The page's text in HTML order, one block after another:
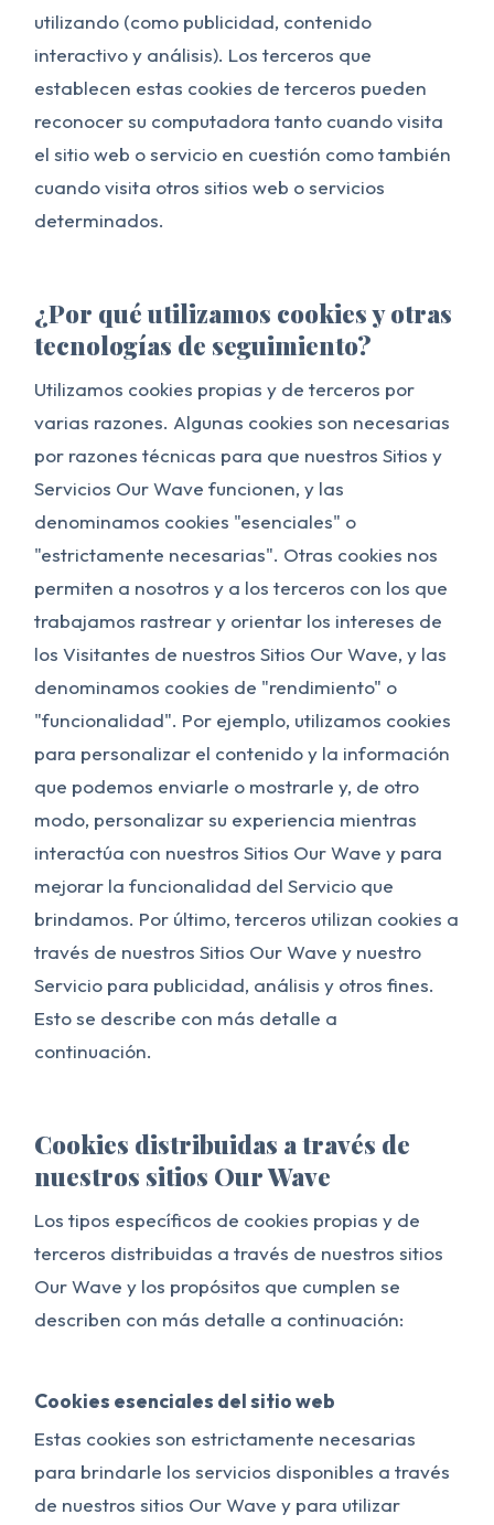
utilizando (como publicidad, contenido
interactivo y análisis). Los terceros que
establecen estas cookies de terceros pueden
reconocer su computadora tanto cuando visita
el sitio web o servicio en cuestión como también
cuando visita otros sitios web o servicios
determinados.
¿Por qué utilizamos cookies y otras
tecnologías de seguimiento?
Utilizamos cookies propias y de terceros por
varias razones. Algunas cookies son necesarias
por razones técnicas para que nuestros Sitios y
Servicios Our Wave funcionen, y las
denominamos cookies "esenciales" o
"estrictamente necesarias". Otras cookies nos
permiten a nosotros y a los terceros con los que
trabajamos rastrear y orientar los intereses de
los Visitantes de nuestros Sitios Our Wave, y las
denominamos cookies de "rendimiento" o
"funcionalidad". Por ejemplo, utilizamos cookies
para personalizar el contenido y la información
que podemos enviarle o mostrarle y, de otro
modo, personalizar su experiencia mientras
interactúa con nuestros Sitios Our Wave y para
mejorar la funcionalidad del Servicio que
brindamos. Por último, terceros utilizan cookies a
través de nuestros Sitios Our Wave y nuestro
Servicio para publicidad, análisis y otros fines.
Esto se describe con más detalle a
continuación.
Cookies distribuidas a través de
nuestros sitios Our Wave
Los tipos específicos de cookies propias y de
terceros distribuidas a través de nuestros sitios
Our Wave y los propósitos que cumplen se
describen con más detalle a continuación:
Cookies esenciales del sitio web
Estas cookies son estrictamente necesarias
para brindarle los servicios disponibles a través
de nuestros sitios Our Wave y para utilizar